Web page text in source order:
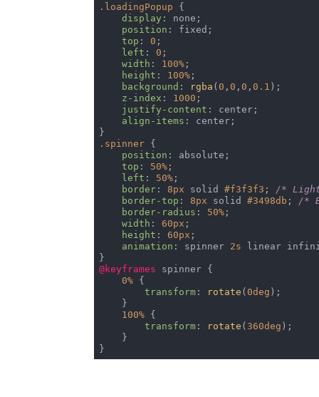
.loadingPopup {
display : none;
position : fixed;
top : 0 ;
left : 0 ;
width : 100%;
height : 100%;
background : rgba (0 , 0 , 0 , 0.1 );
z-index : 1000 ;
justify-content : center;
align-items : center;
.spinner {
position : absolute;
top : 50%;
left : 50%;
border: 8px solid #f3f3f3 ;
/*
border-top : 8px solid #3498db ;
/*
border-radius : 50%;
width : 60px ;
height : 60px ;
animation : spinner 2s linear
@keyframes spinner {
0% {
transform: rotate (0deg );
100% {
transform: rotate ( 360deg );
}